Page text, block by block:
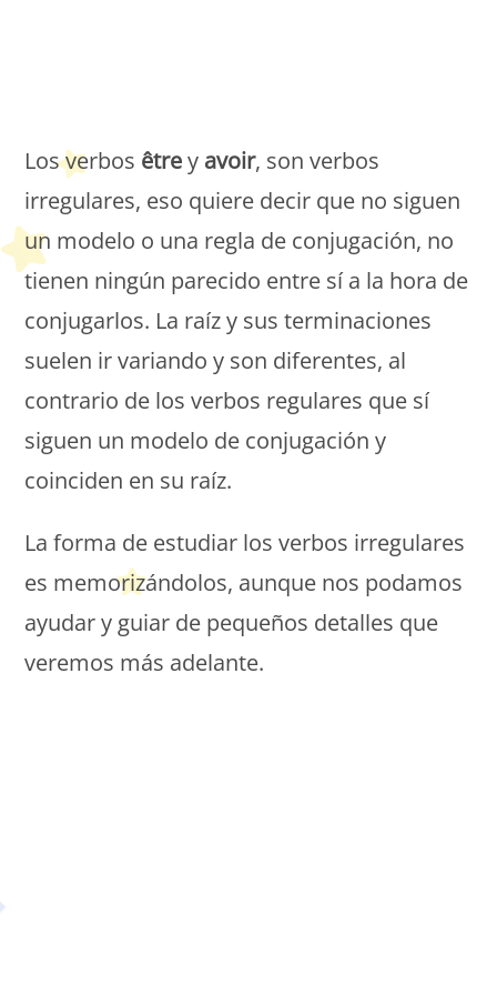
Los verbos êtrey avoir, son verbos
irregulares, eso quiere decir que no siguen
un modelo o una regla de conjugación, no
tienen ningún parecido entre sí a la hora de
conjugarlos. La raíz y sus terminaciones
suelen ir variando y son diferentes, al
contrario de los verbos regulares que sí
siguen un modelo de conjugación y
coinciden en su raíz.
La forma de estudiar los verbos irregulares
es memorizándolos, aunque nos podamos
ayudar y guiar de pequeños detalles que
veremos más adelante.